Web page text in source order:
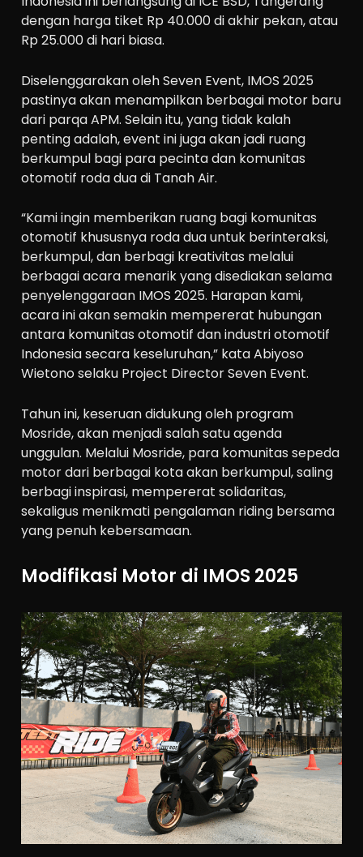
dengan harga tiket Rp 40.000 di akhir pekan, atau
Rp 25.000 di hari biasa.
Diselenggarakan oleh Seven Event, IMOS 2025
pastinya akan menampilkan berbagai motor baru
dari parqa APM. Selain itu, yang tidak kalah
penting adalah, event ini juga akan jadi ruang
berkumpul bagi para pecinta dan komunitas
otomotif roda dua di Tanah Air.
“Kami ingin memberikan ruang bagi komunitas
otomotif khususnya roda dua untuk berinteraksi,
berkumpul, dan berbagi kreativitas melalui
berbagai acara menarik yang disediakan selama
penyelenggaraan IMOS 2025. Harapan kami,
acara ini akan semakin mempererat hubungan
antara komunitas otomotif dan industri otomotif
Indonesia secara keseluruhan,” kata Abiyoso
Wietono selaku Project Director Seven Event.
Tahun ini, keseruan didukung oleh program
Mosride, akan menjadi salah satu agenda
unggulan. Melalui Mosride, para komunitas sepeda
motor dari berbagai kota akan berkumpul, saling
berbagi inspirasi, mempererat solidaritas,
sekaligus menikmati pengalaman riding bersama
yang penuh kebersamaan.
Modifikasi Motor di IMOS 2025